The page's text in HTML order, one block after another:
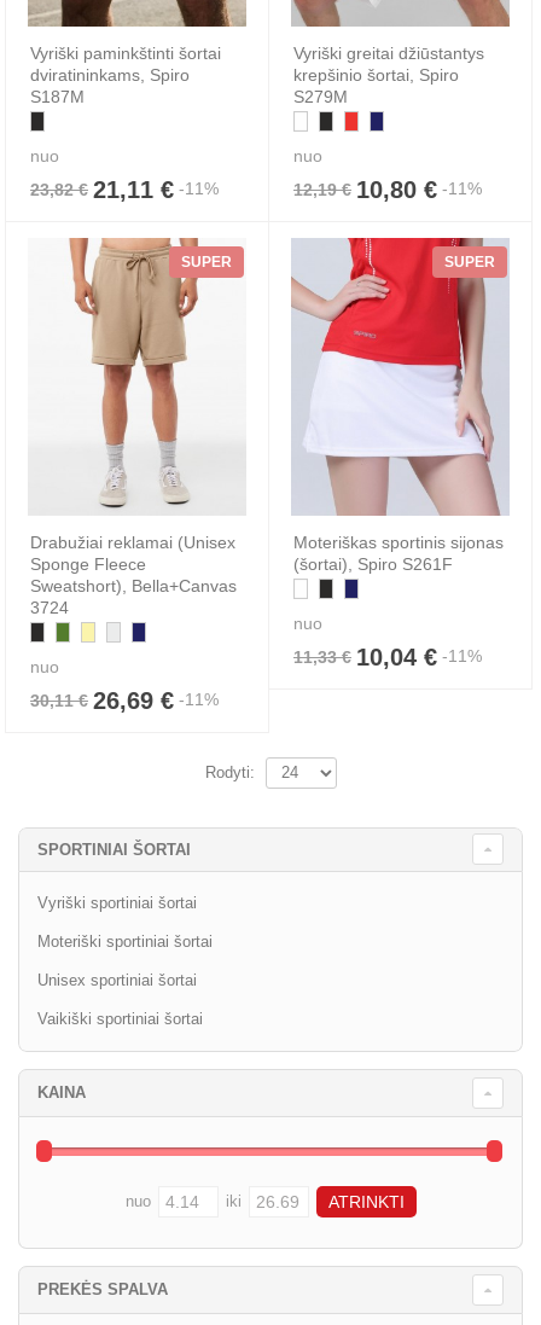
Vyriški paminkštinti šortai
dviratininkams, Spiro
S187M
nuo
23,82 € 21,11 € -11%
Vyriški greitai džiūstantys
krepšinio šortai, Spiro
S279M
nuo
12,19 € 10,80 € -11%
SUPER
Drabužiai reklamai (Unisex
Sponge Fleece
Sweatshort), Bella+Canvas
3724
nuo
30,11 € 26,69 € -11%
SUPER
Moteriškas sportinis sijonas
(šortai), Spiro S261F
nuo
11,33 € 10,04 € -11%
Rodyti:
SPORTINIAI ŠORTAI
Vyriški sportiniai šortai
Moteriški sportiniai šortai
Unisex sportiniai šortai
Vaikiški sportiniai šortai
KAINA
nuo iki
PREKĖS SPALVA